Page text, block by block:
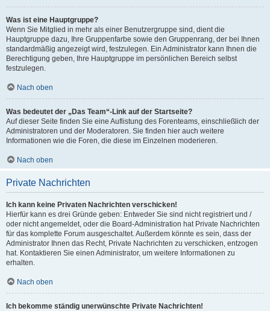
Was ist eine Hauptgruppe?
Wenn Sie Mitglied in mehr als einer Benutzergruppe sind, dient die
Hauptgruppe dazu, Ihre Gruppenfarbe sowie den Gruppenrang, der bei Ihnen
standardmäßig angezeigt wird, festzulegen. Ein Administrator kann Ihnen die
Berechtigung geben, Ihre Hauptgruppe im persönlichen Bereich selbst
festzulegen.
Nach oben
Was bedeutet der „Das Team“-Link auf der Startseite?
Auf dieser Seite finden Sie eine Auflistung des Forenteams, einschließlich der
Administratoren und der Moderatoren. Sie finden hier auch weitere
Informationen wie die Foren, die diese im Einzelnen moderieren.
Nach oben
Private Nachrichten
Ich kann keine Privaten Nachrichten verschicken!
Hierfür kann es drei Gründe geben: Entweder Sie sind nicht registriert und /
oder nicht angemeldet, oder die Board-Administration hat Private Nachrichten
für das komplette Forum ausgeschaltet. Außerdem könnte es sein, dass der
Administrator Ihnen das Recht, Private Nachrichten zu verschicken, entzogen
hat. Kontaktieren Sie einen Administrator, um weitere Informationen zu
erhalten.
Nach oben
Ich bekomme ständig unerwünschte Private Nachrichten!